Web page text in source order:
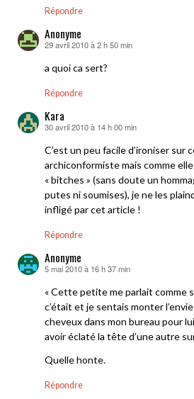
Répondre
Anonyme
dit :
29 avril 2010 à 2 h 50 min
a quoi ca sert?
Répondre
Kara
dit :
30 avril 2010 à 14 h 00 min
C’est un peu facile d’ironiser sur
archiconformiste mais comme
« bitches » (sans doute un
putes ni soumises), je ne les
infligé par cet article !
Répondre
Anonyme
dit :
5 mai 2010 à 16 h 37 min
« Cette petite me parlait comme
c’était et je sentais monter
cheveux dans mon bureau pour
avoir éclaté la tête d’une autre
Quelle honte.
Répondre